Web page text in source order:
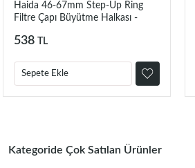
Haida 46-67mm Step-Up Ring
Filtre Çapı Büyütme Halkası -
538 TL
Sepete Ekle
Kategoride Çok Satılan Ürünler